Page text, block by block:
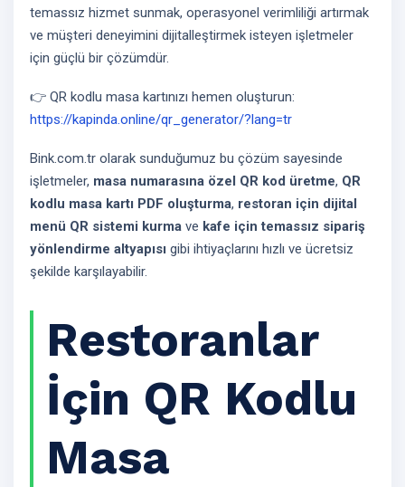
temassız hizmet sunmak, operasyonel verimliliği artırmak
ve müşteri deneyimini dijitalleştirmek isteyen işletmeler
için güçlü bir çözümdür.
👉 QR kodlu masa kartınızı hemen oluşturun:
https://kapinda.online/qr_generator/?lang=tr
Bink.com.tr olarak sunduğumuz bu çözüm sayesinde
işletmeler, masa numarasına özel QR kod üretme, QR
kodlu masa kartı PDF oluşturma, restoran için dijital
menü QR sistemi kurma ve kafe için temassız sipariş
yönlendirme altyapısı gibi ihtiyaçlarını hızlı ve ücretsiz
şekilde karşılayabilir.
Restoranlar
İçin QR Kodlu
Masa